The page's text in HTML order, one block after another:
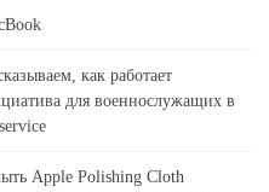
как работает
для военнослужащих в
Apple Polishing Cloth